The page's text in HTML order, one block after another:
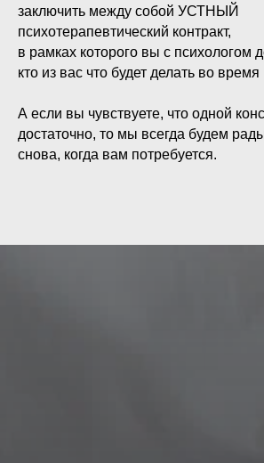
заключить между собой УСТНЫЙ
психотерапевтический контракт,
в рамках которого вы с психологом
кто из вас что будет делать во время
А если вы чувствуете, что одной
достаточно, то мы всегда будем
снова, когда вам потребуется.